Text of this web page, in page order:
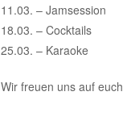
11.03. – Jamsession
18.03. – Cocktails
25.03. – Karaoke
Wir freuen uns auf euch